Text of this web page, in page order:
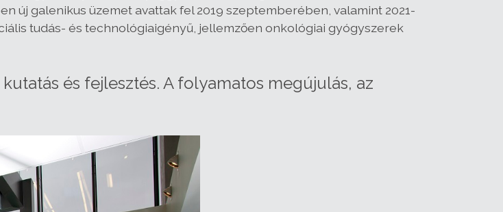
galenikus üzemet avattak fel 2019 szeptemberében, valamint 2021-
tudás- és technológiaigényű, jellemzően onkológiai gyógyszerek
és fejlesztés. A folyamatos megújulás, az